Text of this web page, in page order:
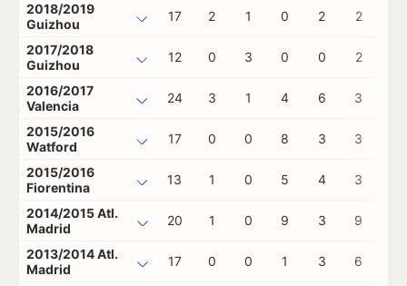
2018/2019
Guizhou
17 2 1 0 2 2
2017/2018
Guizhou
12 0 3 0 0 2
2016/2017
Valencia
24 3 1 4 6 3
2015/2016
Watford
17 0 0 8 3 3
2015/2016
Fiorentina
13 1 0 5 4 3
2014/2015 Atl.
Madrid
20 1 0 9 3 9
2013/2014 Atl.
Madrid
17 0 0 1 3 6